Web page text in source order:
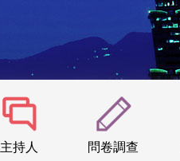
主持人 問卷調查